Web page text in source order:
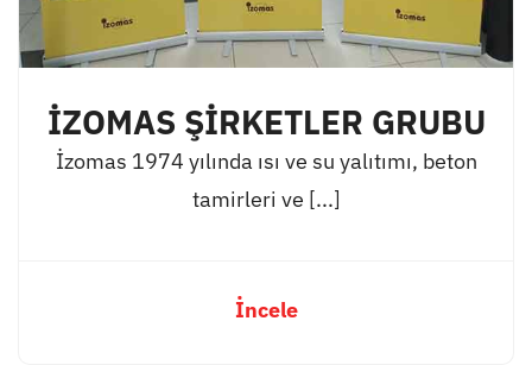
İZOMAS ŞİRKETLER GRUBU
İzomas 1974 yılında ısı ve su yalıtımı, beton
tamirleri ve [...]
İncele